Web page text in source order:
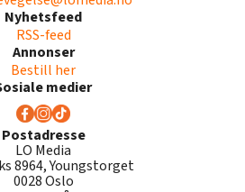
Nyhetsfeed
RSS-feed
Annonser
Bestill her
medier
Postadresse
LO Media
8964, Youngstorget
0028 Oslo